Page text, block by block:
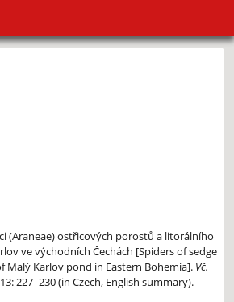
(Araneae) ostřicových porostů a litorálního
ve východních Čechách [Spiders of sedge
Malý Karlov pond in Eastern Bohemia]. Vč.
13: 227–230 (in Czech, English summary).